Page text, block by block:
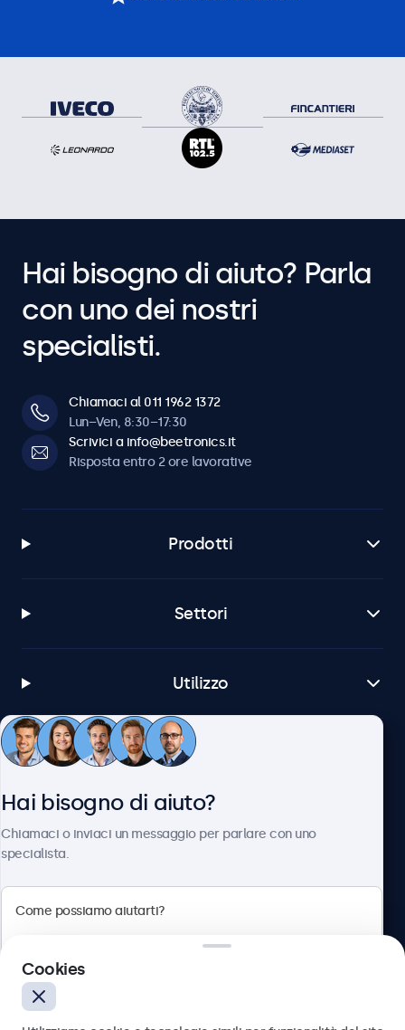
Hai bisogno di aiuto? Parla
con uno dei nostri
specialisti.
Chiamaci al 011 1962 1372
Lun–Ven, 8:30–17:30
Scrivici a info@beetronics.it
Risposta entro 2 ore lavorative
Prodotti
Settori
Utilizzo
Servizio Clienti
Hai bisogno di aiuto?
Chiamaci o inviaci un messaggio per parlare con uno
specialista.
Cookies